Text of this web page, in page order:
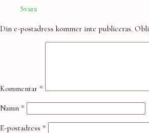
Svara
Lämna
Din e-postadress kommer inte publiceras.
Kommentar *
Namn *
E-postadress *